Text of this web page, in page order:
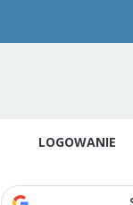
LOGOWANIE